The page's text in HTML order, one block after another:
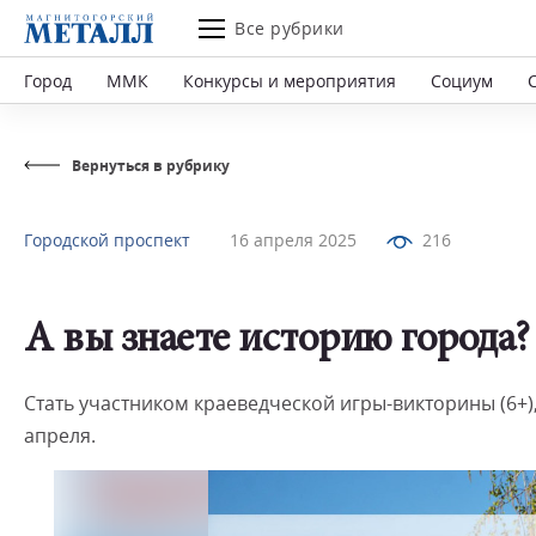
Все рубрики
Город ММК Конкурсы и мероприятия Социум
Вернуться в рубрику
Городской проспект 16 апреля 2025 216
А вы знаете историю города?
Стать участником краеведческой игры-викторины
апреля.